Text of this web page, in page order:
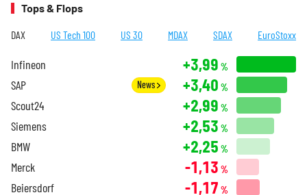
Tops & Flops
DAX US Tech 100 US 30 MDAX SDAX EuroStoxx
Infineon +3,99 %
SAP News +3,40 %
Scout24 +2,99 %
Siemens +2,53 %
BMW +2,25 %
Merck -1,13 %
Beiersdorf -1,17 %